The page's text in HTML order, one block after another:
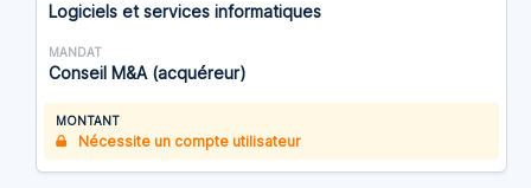
Logiciels et services informatiques
MANDAT
Conseil M&A (acquéreur)
MONTANT
Nécessite un compte utilisateur